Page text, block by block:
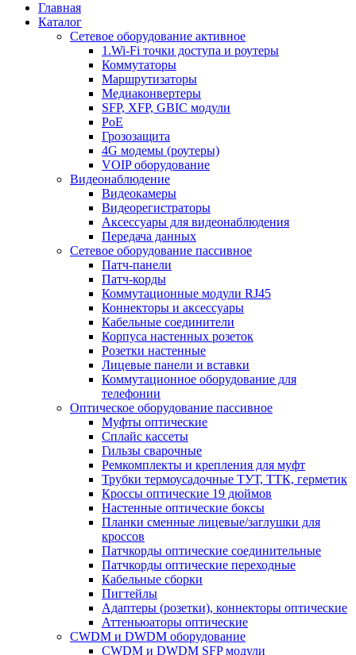
Главная
Каталог
Сетевое оборудование активное
1.Wi-Fi точки доступа и роутеры
Коммутаторы
Маршрутизаторы
Медиаконвертеры
SFP, XFP, GBIC модули
PoE
Грозозащита
4G модемы (роутеры)
VOIP оборудование
Видеонаблюдение
Видеокамеры
Видеорегистраторы
Аксессуары для видеонаблюдения
Передача данных
Сетевое оборудование пассивное
Патч-панели
Патч-корды
Коммутационные модули RJ45
Коннекторы и аксессуары
Кабельные соединители
Корпуса настенных розеток
Розетки настенные
Лицевые панели и вставки
Коммутационное оборудование для
телефонии
Оптическое оборудование пассивное
Муфты оптические
Сплайс кассеты
Гильзы сварочные
Ремкомплекты и крепления для муфт
Трубки термоусадочные ТУТ, ТТК, герметик
Кроссы оптические 19 дюймов
Настенные оптические боксы
Планки сменные лицевые/заглушки для
кроссов
Патчкорды оптические соединительные
Патчкорды оптические переходные
Кабельные сборки
Пигтейлы
Адаптеры (розетки), коннекторы оптические
Аттеньюаторы оптические
CWDM и DWDM оборудование
CWDM и DWDM SFP модули